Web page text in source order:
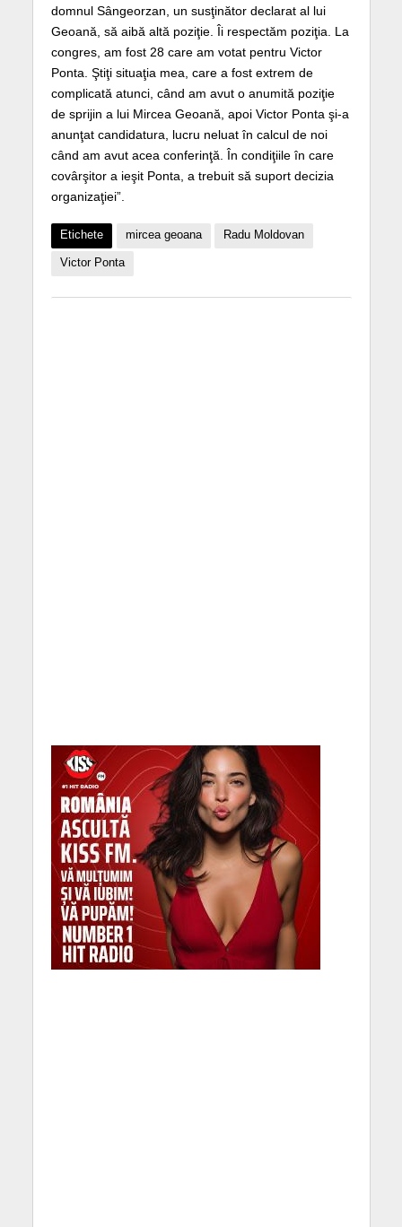
domnul Sângeorzan, un susţinător declarat al lui
Geoană, să aibă altă poziţie. Îi respectăm poziţia. La
congres, am fost 28 care am votat pentru Victor
Ponta. Ştiţi situaţia mea, care a fost extrem de
complicată atunci, când am avut o anumită poziţie
de sprijin a lui Mircea Geoană, apoi Victor Ponta şi-a
anunţat candidatura, lucru neluat în calcul de noi
când am avut acea conferinţă. În condiţiile în care
covârşitor a ieşit Ponta, a trebuit să suport decizia
organizaţiei”.
Etichete mircea geoana Radu Moldovan
Victor Ponta